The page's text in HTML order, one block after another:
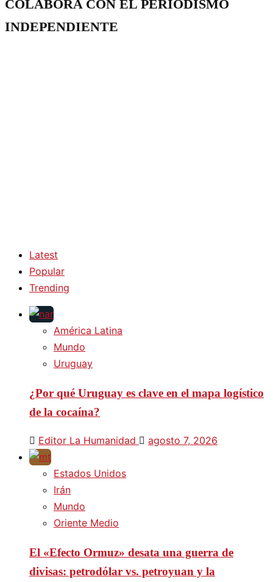
COLABORA CON EL PERIODISMO
INDEPENDIENTE
Latest
Popular
Trending
América Latina
Mundo
Uruguay
¿Por qué Uruguay es clave en el mapa logístico
de la cocaína?
Editor La Humanidad agosto 7, 2026
Estados Unidos
Irán
Mundo
Oriente Medio
El «Efecto Ormuz» desata una guerra de
divisas: petrodólar vs. petroyuan y la